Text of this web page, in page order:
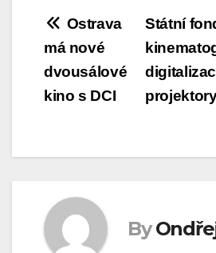
Navigace
pro
příspěvek
Státní
Ostrava
má nové
dvousálové
kino s DCI
By